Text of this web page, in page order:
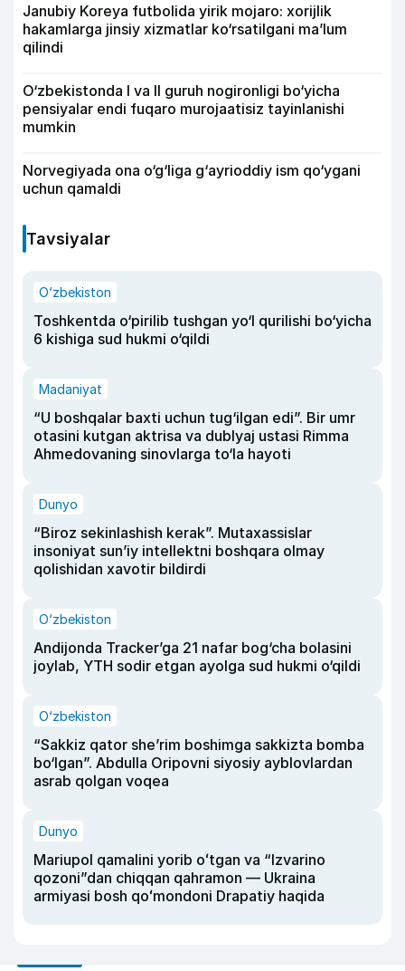
Janubiy Koreya futbolida yirik mojaro: xorijlik
hakamlarga jinsiy xizmatlar ko‘rsatilgani ma’lum
qilindi
O‘zbekistonda I va II guruh nogironligi bo‘yicha
pensiyalar endi fuqaro murojaatisiz tayinlanishi
mumkin
Norvegiyada ona o‘g‘liga g‘ayrioddiy ism qo‘ygani
uchun qamaldi
Tavsiyalar
O‘zbekiston
Toshkentda o‘pirilib tushgan yo‘l qurilishi bo‘yicha
6 kishiga sud hukmi o‘qildi
Madaniyat
“U boshqalar baxti uchun tug‘ilgan edi”. Bir umr
otasini kutgan aktrisa va dublyaj ustasi Rimma
Ahmedovaning sinovlarga to‘la hayoti
Dunyo
“Biroz sekinlashish kerak”. Mutaxassislar
insoniyat sun’iy intellektni boshqara olmay
qolishidan xavotir bildirdi
O‘zbekiston
Andijonda Tracker’ga 21 nafar bog‘cha bolasini
joylab, YTH sodir etgan ayolga sud hukmi o‘qildi
O‘zbekiston
“Sakkiz qator she’rim boshimga sakkizta bomba
bo‘lgan”. Abdulla Oripovni siyosiy ayblovlardan
asrab qolgan voqea
Dunyo
Mariupol qamalini yorib oʻtgan va “Izvarino
qozoni”dan chiqqan qahramon — Ukraina
armiyasi bosh qoʻmondoni Drapatiy haqida